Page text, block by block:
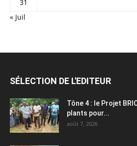
31
« Juil
SÉLECTION DE L'EDITEUR
Tône 4 : le Projet
plants pour...
août 7, 2026